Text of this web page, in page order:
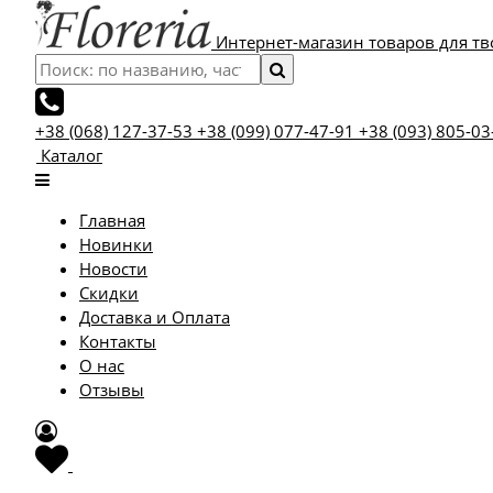
Интернет-магазин товаров для
+38 (068) 127-37-53 +38 (099) 077-47-91 +38 (093) 805-
Каталог
Главная
Новинки
Новости
Скидки
Доставка и Оплата
Контакты
О нас
Отзывы